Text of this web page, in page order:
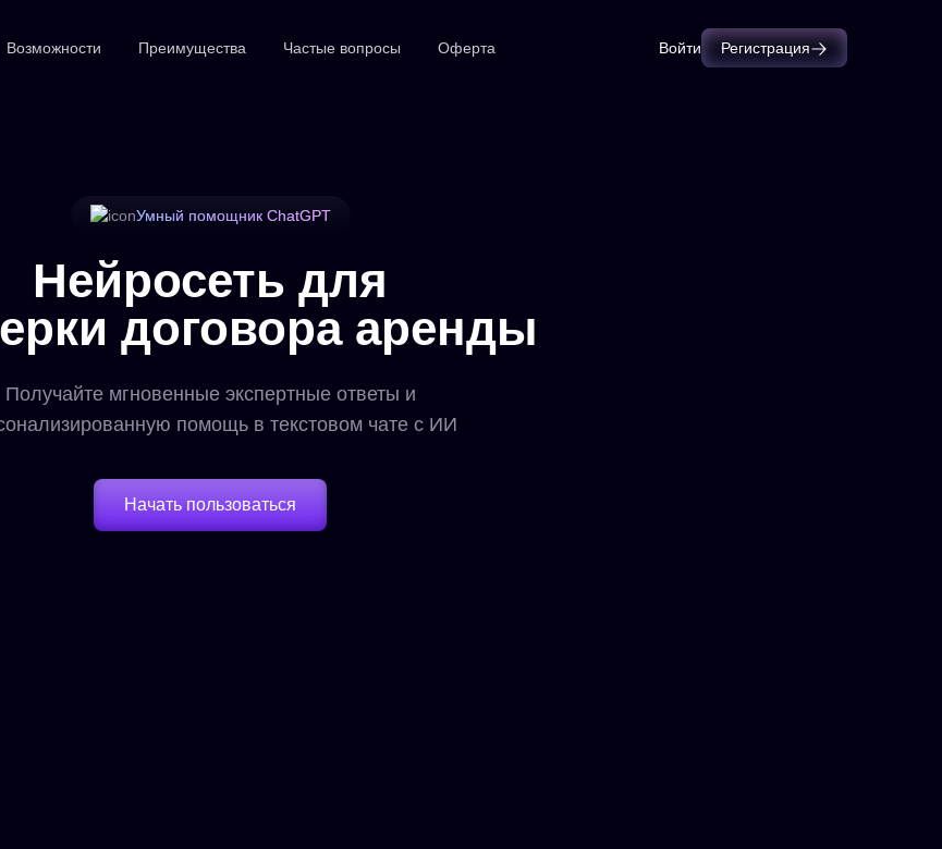
Возможности Преимущества Частые вопросы Оферта Войти Регистрация
Умный помощник ChatGPT
Нейросеть для
договора аренды
Получайте мгновенные экспертные ответы и
помощь в текстовом чате с ИИ
Начать пользоваться